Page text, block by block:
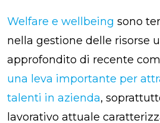
Welfare e wellbeing sono
nella gestione delle risorse
approfondito di recente
una leva importante per
talenti in azienda,
lavorativo attuale